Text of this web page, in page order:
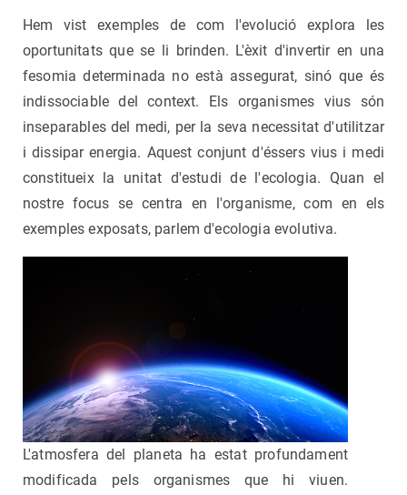
Hem vist exemples de com l'evolució explora les
oportunitats que se li brinden. L'èxit d'invertir en una
fesomia determinada no està assegurat, sinó que és
indissociable del context. Els organismes vius són
inseparables del medi, per la seva necessitat d'utilitzar
i dissipar energia. Aquest conjunt d'éssers vius i medi
constitueix la unitat d'estudi de l'ecologia. Quan el
nostre focus se centra en l'organisme, com en els
exemples exposats, parlem d'ecologia evolutiva.
L'atmosfera del planeta ha estat profundament
modificada pels organismes que hi viuen.